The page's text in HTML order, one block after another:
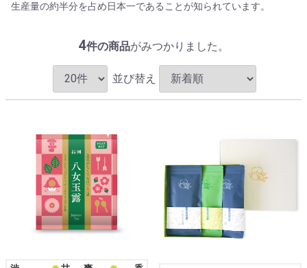
生産量の約半分を占め日本一であることが知られています。
4件の商品がみつかりました。
並び替え